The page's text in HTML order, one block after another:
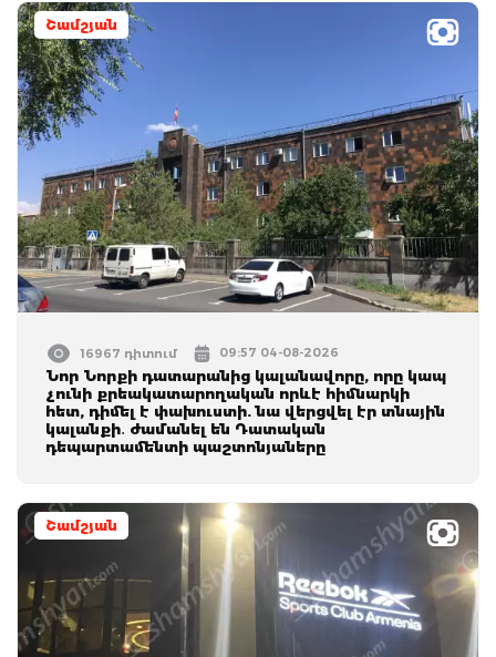
Շամշյան
16967 դիտում 09:57 04-08-2026
Նոր Նորքի դատարանից կալանավորը, որը կապ
չունի քրեակատարողական որևէ հիմնարկի
հետ, դիմել է փախուստի. նա վերցվել էր տնային
կալանքի․ ժամանել են Դատական
դեպարտամենտի պաշտոնյաները
Շամշյան